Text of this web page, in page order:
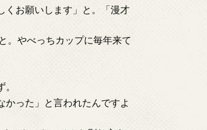
くお願いします」と。「漫才
。やべっちカップに毎年来て
かった」と言われたんですよ